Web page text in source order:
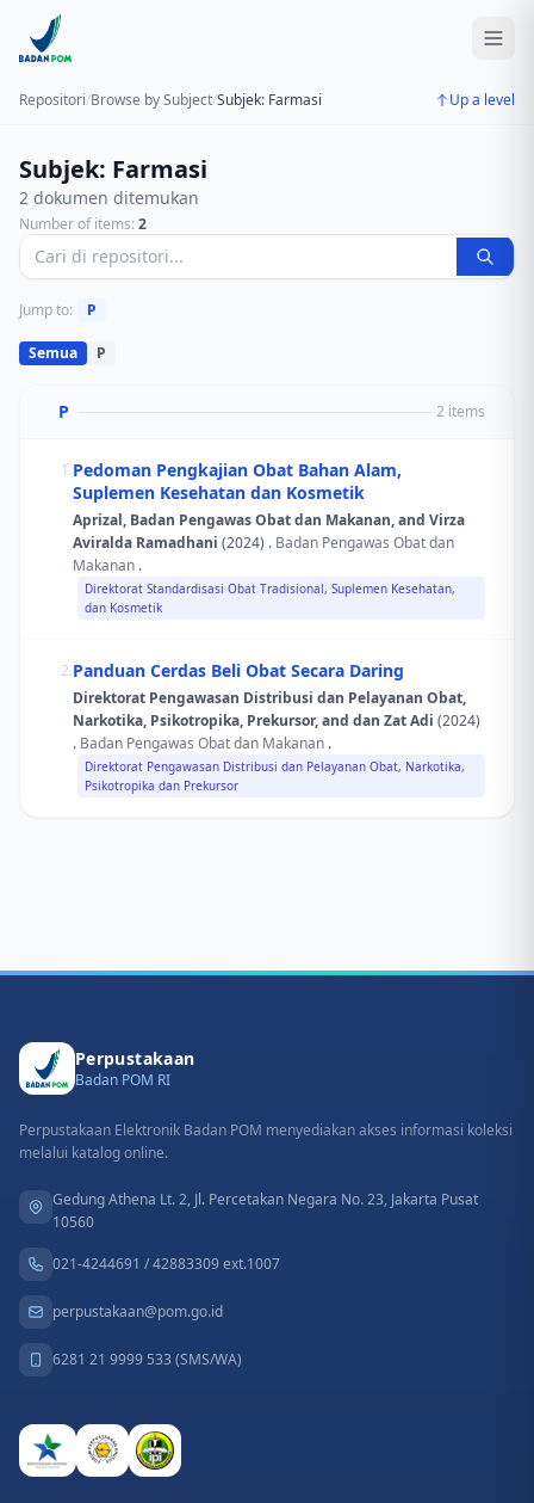
Repositori/Browse by Subject/Subjek: Farmasi Up a level
Subjek: Farmasi
2 dokumen ditemukan
Number of items: 2
Jump to: P
Semua P
P 2 items
1.Pedoman Pengkajian Obat Bahan Alam,
Suplemen Kesehatan dan Kosmetik
Aprizal, Badan Pengawas Obat dan Makanan, and Virza
Aviralda Ramadhani (2024) . Badan Pengawas Obat dan
Makanan .
Direktorat Standardisasi Obat Tradisional, Suplemen Kesehatan,
dan Kosmetik
2.Panduan Cerdas Beli Obat Secara Daring
Direktorat Pengawasan Distribusi dan Pelayanan Obat,
Narkotika, Psikotropika, Prekursor, and dan Zat Adi (2024)
. Badan Pengawas Obat dan Makanan .
Direktorat Pengawasan Distribusi dan Pelayanan Obat, Narkotika,
Psikotropika dan Prekursor
Perpustakaan
Badan POM RI
Perpustakaan Elektronik Badan POM menyediakan akses informasi koleksi
melalui katalog online.
Gedung Athena Lt. 2, Jl. Percetakan Negara No. 23, Jakarta Pusat
10560
021-4244691 / 42883309 ext.1007
perpustakaan@pom.go.id
6281 21 9999 533 (SMS/WA)